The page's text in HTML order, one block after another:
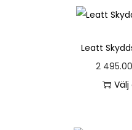
Leatt
2